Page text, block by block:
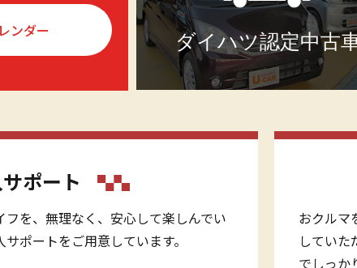
ンダー
ダイハツ認定中古
ポート
を、無理なく、安心して楽しんでい
ポートをご用意しています。
おクルマ
していた
でしっか